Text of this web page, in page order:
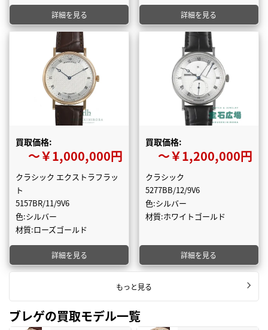
詳細を見る 詳細を見る
買取価格:
〜￥1,000,000円
クラシック エクストラフラッ
ト
5157BR/11/9V6
色:シルバー
材質:ローズゴールド
詳細を見る
買取価格:
〜￥1,200,000円
クラシック
5277BB/12/9V6
色:シルバー
材質:ホワイトゴールド
詳細を見る
もっと見る
ブレゲの買取モデル一覧